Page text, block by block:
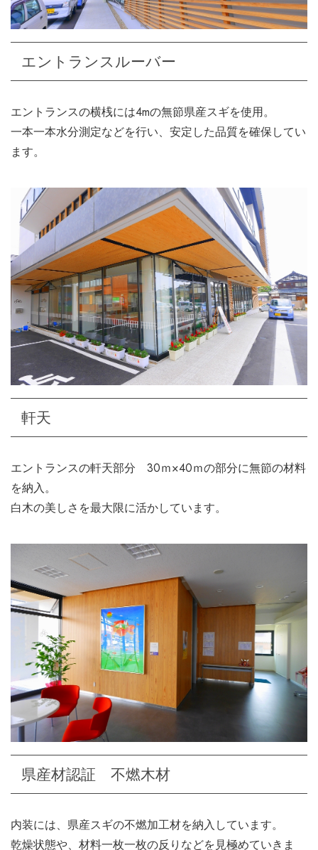
エントランスルーバー
エントランスの横桟には4mの無節県産スギを使用。
一本一本水分測定などを行い、安定した品質を確保してい
ます。
軒天
エントランスの軒天部分 30ｍ×40ｍの部分に無節の材料
を納入。
白木の美しさを最大限に活かしています。
県産材認証 不燃木材
内装には、県産スギの不燃加工材を納入しています。
乾燥状態や、材料一枚一枚の反りなどを見極めていきま